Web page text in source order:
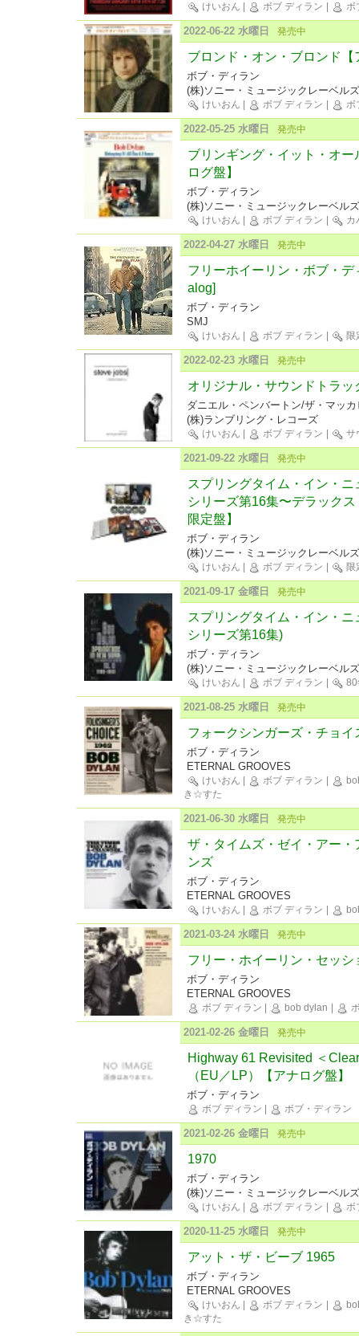
けいおん ボブ ディラン ボ
2022-06-22 水曜日 発売中
ブロンド・オン・ブロンド【
ボブ・ディラン
(株)ソニー・ミュージックレーベルズ
けいおん ボブ ディラン ボ
2022-05-25 水曜日 発売中
ブリンギング・イット・オ
ログ盤】
ボブ・ディラン
(株)ソニー・ミュージックレーベルズ
けいおん ボブ ディラン カ
2022-04-27 水曜日 発売中
フリーホイーリン・ボブ・
alog]
ボブ・ディラン
SMJ
けいおん ボブ ディラン 限
2022-02-23 水曜日 発売中
オリジナル・サウンドトラ
ダニエル・ペンバートン/ザ・マッ
(株)ランブリング・レコーズ
けいおん ボブ ディラン サ
2021-09-22 水曜日 発売中
スプリングタイム・イン・
シリーズ第16集〜デラック
限定盤】
ボブ・ディラン
(株)ソニー・ミュージックレーベルズ
けいおん ボブ ディラン 限
2021-09-17 金曜日 発売中
スプリングタイム・イン・
シリーズ第16集)
ボブ・ディラン
(株)ソニー・ミュージックレーベルズ
けいおん ボブ ディラン 80
2021-08-25 水曜日 発売中
フォークシンガーズ・チョイ
ボブ・ディラン
ETERNAL GROOVES
けいおん ボブ ディラン
き☆すた
2021-06-30 水曜日 発売中
ザ・タイムズ・ゼイ・アー
ンズ
ボブ・ディラン
ETERNAL GROOVES
けいおん ボブ ディラン
2021-03-24 水曜日 発売中
フリー・ホイーリン・セッシ
ボブ・ディラン
ETERNAL GROOVES
ボブ ディラン bob dylan
2021-02-26 金曜日 発売中
Highway 61 Revisited ＜
（EU／LP）【アナログ盤】
ボブ・ディラン
ボブ ディラン ボブ・ディラン
2021-02-26 金曜日 発売中
1970
ボブ・ディラン
(株)ソニー・ミュージックレーベルズ
けいおん ボブ ディラン ボ
2020-11-25 水曜日 発売中
アット・ザ・ビーブ 1965
ボブ・ディラン
ETERNAL GROOVES
けいおん ボブ ディラン
き☆すた